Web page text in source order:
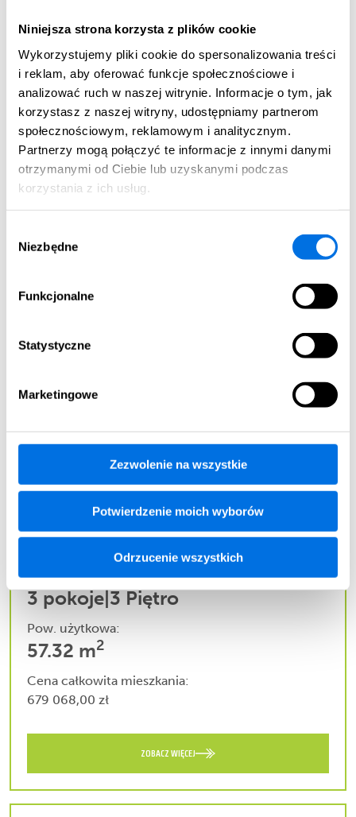
Niniejsza strona korzysta z plików cookie
Wykorzystujemy pliki cookie do spersonalizowania treści
i reklam, aby oferować funkcje społecznościowe i
analizować ruch w naszej witrynie. Informacje o tym, jak
korzystasz z naszej witryny, udostępniamy partnerom
społecznościowym, reklamowym i analitycznym.
Partnerzy mogą połączyć te informacje z innymi danymi
otrzymanymi od Ciebie lub uzyskanymi podczas
korzystania z ich usług.
zgody
Niezbędne
Funkcjonalne
Statystyczne
Marketingowe
Zezwolenie na wszystkie
Potwierdzenie moich wyborów
Odrzucenie wszystkich
A5.2 Dostępne
3 pokoje|2 Piętro
Pow. użytkowa:
Cena całkowita mieszkania:
A5.3 Dostępne
3 pokoje|3 Piętro
Pow. użytkowa:
57.32 m2
Cena całkowita mieszkania:
679 068,00 zł
ZOBACZ WIĘCEJ